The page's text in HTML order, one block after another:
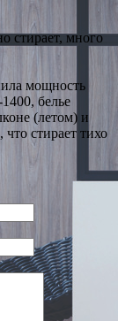
стирает, много
мощность
белье
(летом) и
стирает тихо